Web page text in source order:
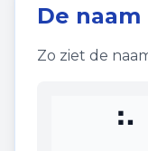
De naam
Zo ziet de
⠓